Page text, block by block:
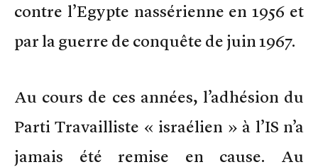
contre l’Egypte nassérienne en 1956 et
par la guerre de conquête de juin 1967.
Au cours de ces années, l’adhésion du
Parti Travailliste « israélien » à l’IS n’a
jamais été remise en cause. Au